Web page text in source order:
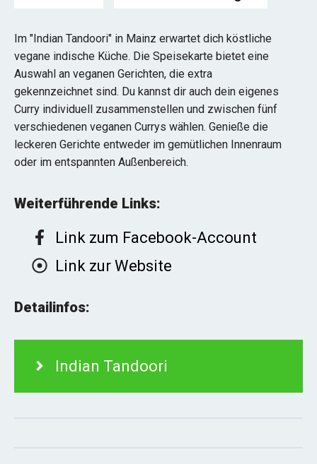
Im "Indian Tandoori" in Mainz erwartet dich köstliche
vegane indische Küche. Die Speisekarte bietet eine
Auswahl an veganen Gerichten, die extra
gekennzeichnet sind. Du kannst dir auch dein eigenes
Curry individuell zusammenstellen und zwischen fünf
verschiedenen veganen Currys wählen. Genieße die
leckeren Gerichte entweder im gemütlichen Innenraum
oder im entspannten Außenbereich.
Weiterführende Links:
Link zum Facebook-Account
Link zur Website
Detailinfos:
Indian Tandoori